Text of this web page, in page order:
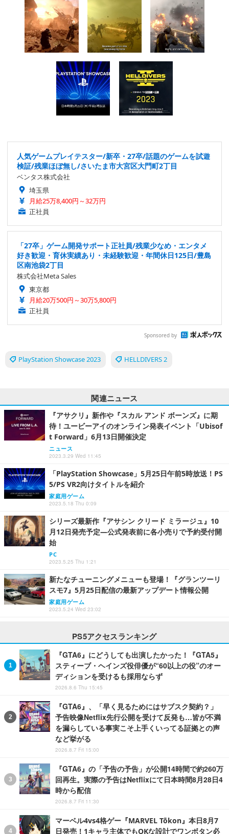
人気ゲームプレイテスター/新卒・27卒/話題のゲームを試遊
検証/残業ほぼ無し/さいたま市大宮区大門町2丁目
ベンタス株式会社
埼玉県
月給25万8,400円～32万円
正社員
「27卒」ゲーム開発サポート正社員/残業少なめ・エンタメ
好き歓迎・育休実績あり・未経験歓迎・年間休日125日/豊島
区南池袋2丁目
株式会社Meta Sales
東京都
月給20万500円～30万5,800円
正社員
Sponsored by
PlayStation Showcase 2023 HELLDIVERS 2
関連ニュース
『アサクリ』新作や『スカル アンド ボーンズ』に期
待！ユービーアイのオンライン発表イベント「Ubisof
t Forward」6月13日開催決定
ニュース
2023.3.29 Wed 11:45
「PlayStation Showcase」5月25日午前5時放送！PS
5/PS VR2向けタイトルを紹介
家庭用ゲーム
2023.5.18 Thu 0:09
シリーズ最新作『アサシン クリード ミラージュ』10
月12日発売予定―公式発表前に各小売りで予約受付開
始
PC
2023.5.25 Thu 1:21
新たなチューニングメニューも登場！『グランツーリ
スモ7』5月25日配信の最新アップデート情報公開
家庭用ゲーム
2023.5.24 Wed 23:02
PS5アクセスランキング
『GTA6』にどうしても出演したかった！『GTA5』
スティーブ・ヘインズ役俳優が“60以上の役”のオー
ディションを受けるも採用ならず
2026.8.6 Thu 15:45
『GTA6』、「早く見るためにはサブスク契約？」
予告映像Netflix先行公開を受けて反発も…皆が不満
を漏らしている事実こそ上手くいってる証拠との声
など挙がる
2026.8.7 Fri 15:00
『GTA6』の「予告の予告」が公開14時間で約260万
回再生。実際の予告はNetflixにて日本時間8月28日4
時から配信
2026.8.7 Fri 11:30
マーベル4vs4格ゲー『MARVEL Tōkon』本日8月7
日発売！1キャラ主体でもOKな設計でワンボタン必